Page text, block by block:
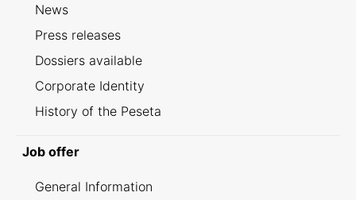
News
Press releases
Dossiers available
Corporate Identity
History of the Peseta
Job offer
General Information